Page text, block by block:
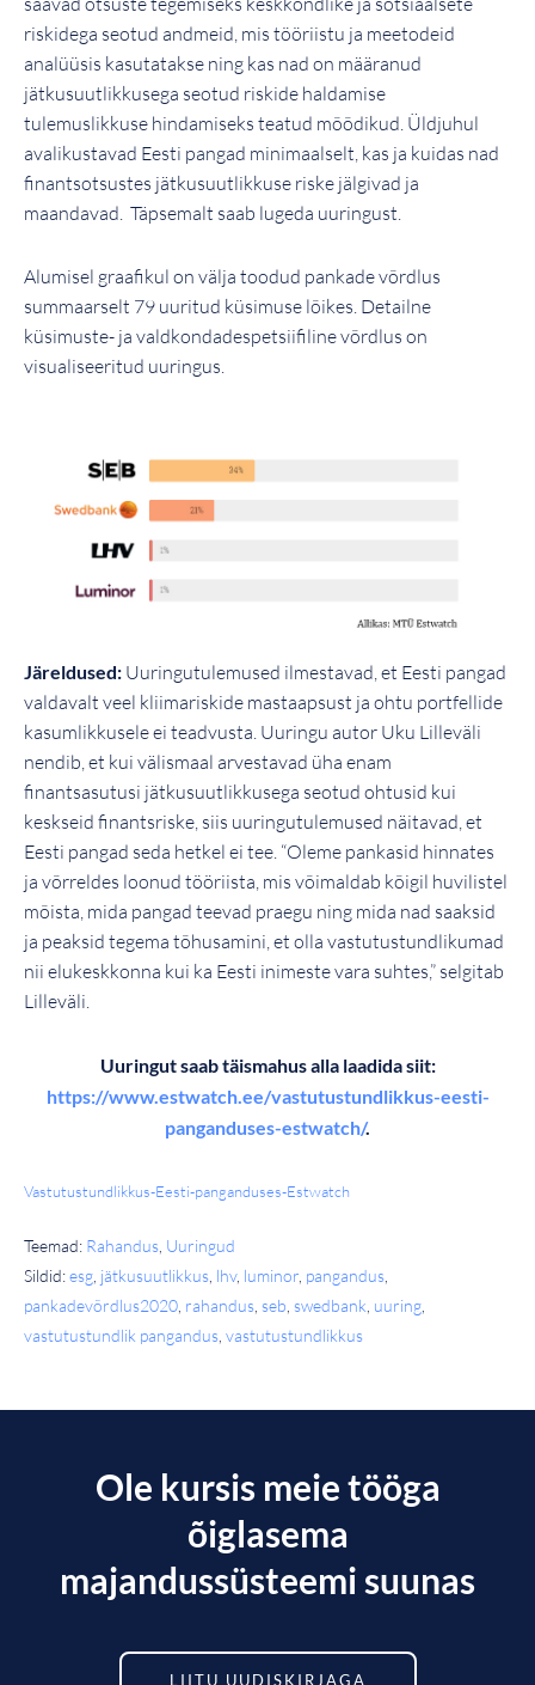
riskidega seotud andmeid, mis tööriistu ja meetodeid
analüüsis kasutatakse ning kas nad on määranud
jätkusuutlikkusega seotud riskide haldamise
tulemuslikkuse hindamiseks teatud mõõdikud. Üldjuhul
avalikustavad Eesti pangad minimaalselt, kas ja kuidas nad
finantsotsustes jätkusuutlikkuse riske jälgivad ja
maandavad. Täpsemalt saab lugeda uuringust.
Alumisel graafikul on välja toodud pankade võrdlus
summaarselt 79 uuritud küsimuse lõikes. Detailne
küsimuste- ja valdkondadespetsiifiline võrdlus on
visualiseeritud uuringus.
Järeldused: Uuringutulemused ilmestavad, et Eesti pangad
valdavalt veel kliimariskide mastaapsust ja ohtu portfellide
kasumlikkusele ei teadvusta. Uuringu autor Uku Lilleväli
nendib, et kui välismaal arvestavad üha enam
finantsasutusi jätkusuutlikkusega seotud ohtusid kui
keskseid finantsriske, siis uuringutulemused näitavad, et
Eesti pangad seda hetkel ei tee. “Oleme pankasid hinnates
ja võrreldes loonud tööriista, mis võimaldab kõigil huvilistel
mõista, mida pangad teevad praegu ning mida nad saaksid
ja peaksid tegema tõhusamini, et olla vastutustundlikumad
nii elukeskkonna kui ka Eesti inimeste vara suhtes,” selgitab
Lilleväli.
Uuringut saab täismahus alla laadida siit:
https://www.estwatch.ee/vastutustundlikkus-eesti-
panganduses-estwatch/.
Vastutustundlikkus-Eesti-panganduses-Estwatch
Teemad: Rahandus Uuringud
Sildid:esg jätkusuutlikkus lhv, luminor pangandus
pankadevõrdlus2020 rahandus seb swedbank uuring
vastutustundlik pangandus vastutustundlikkus
Ole kursis meie tööga
õiglasema
majandussüsteemi suunas
LIITU UUDISKIRJAGA